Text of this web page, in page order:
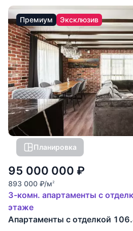
Премиум Эксклюзив
Планировка
95 000 000 ₽
893 000 ₽/м2
3-комн. апартаменты с
этаже
Апартаменты с отделкой